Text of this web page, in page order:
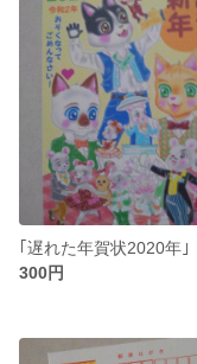
｢遅れた年賀状2020年｣
300円